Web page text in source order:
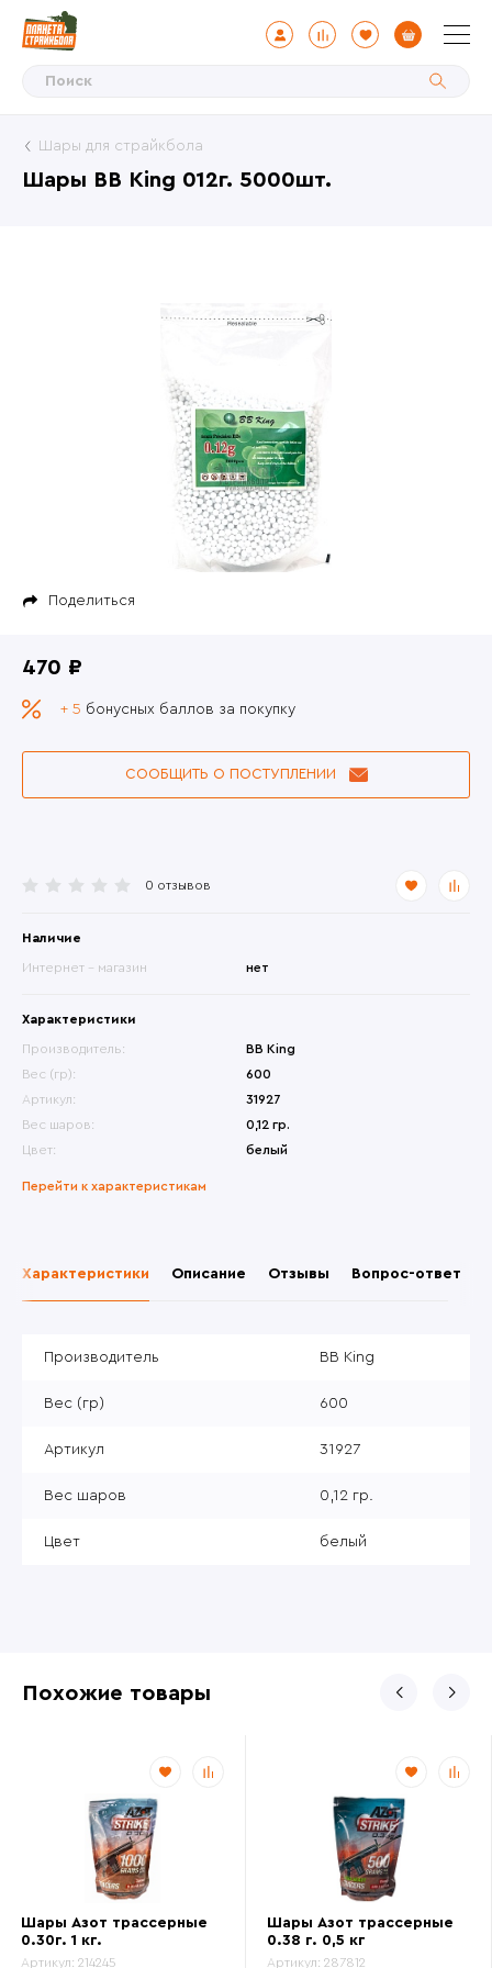
Шары BB King 012г. 5000шт.
Шары для страйкбола
Поделиться
0 отзывов
Наличие
Интернет - магазин нет
Характеристики
Производитель:
BB King
Вес (гр):
600
Артикул:
31927
Вес шаров:
0,12 гр.
Цвет:
белый
Перейти к характеристикам
470 ₽
+ 5 бонусных баллов за покупку
СООБЩИТЬ О ПОСТУПЛЕНИИ
Характеристики Описание Отзывы Вопрос-ответ
Производитель BB King
Вес (гр) 600
Артикул 31927
Вес шаров 0,12 гр.
Цвет белый
Похожие товары
Шары Азот трассерные
0.30г. 1 кг.
Артикул: 214245
Шары Азот трассерные
0.38 г. 0,5 кг
Артикул: 287812